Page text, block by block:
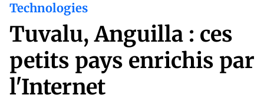
Technologies
Tuvalu, Anguilla : ces
petits pays enrichis par
l'Internet